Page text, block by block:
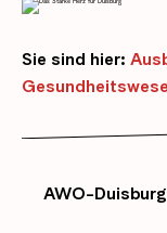
Sie sind hier:
AWO-Duisburg